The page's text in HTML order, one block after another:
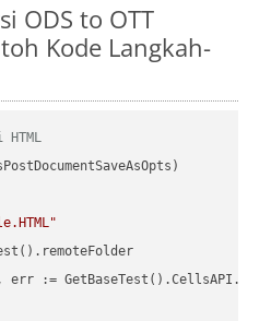
ODS to OTT
Kode Langkah-
err :=